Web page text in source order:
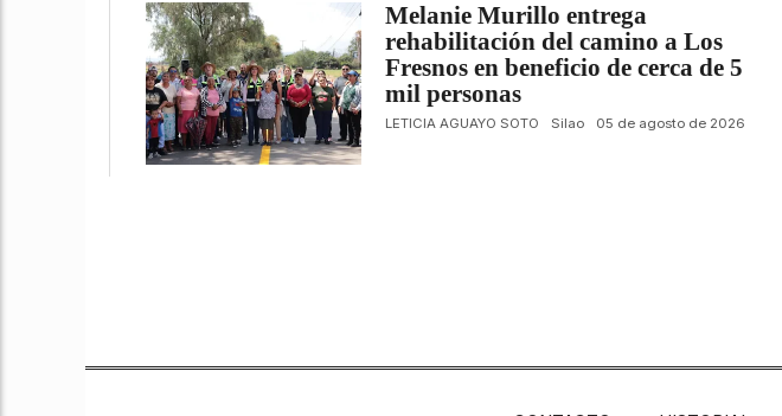
Melanie Murillo entrega
rehabilitación del camino a Los
Fresnos en beneficio de cerca de 5
mil personas
LETICIA AGUAYO SOTO Silao 05 de agosto de 2026